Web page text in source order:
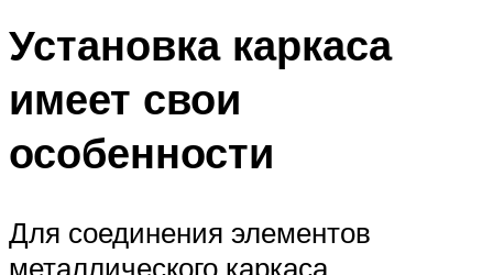
Установка каркаса
имеет свои
особенности
Для соединения элементов
металлического каркаса